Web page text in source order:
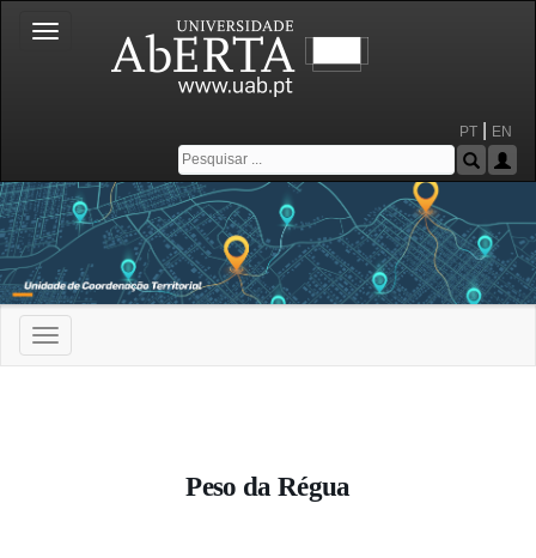
Toggle
navigation
PT EN
Toggle
navigation
Peso da Régua